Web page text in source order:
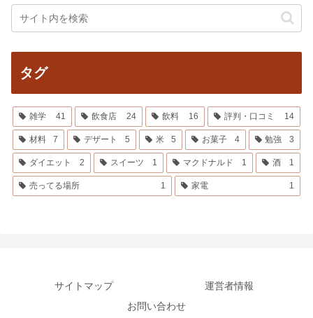
タグ
雑学 41 飲食店 24 飲料 16 評判・口コミ 14
材料 7 デザート 5 米 5 お菓子 4 勉強 3
ダイエット 2 スイーツ 1 マクドナルド 1 酒 1
売ってる場所 1 家電 1
サイトマップ
運営者情報
お問い合わせ